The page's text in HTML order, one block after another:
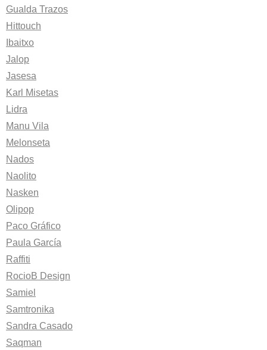
Gualda Trazos
Hittouch
Ibaitxo
Jalop
Jasesa
Karl Misetas
Lidra
Manu Vila
Melonseta
Nados
Naolito
Nasken
Olipop
Paco Gráfico
Paula García
Raffiti
RocioB Design
Samiel
Samtronika
Sandra Casado
Saqman